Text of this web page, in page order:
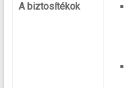
A biztosítékok